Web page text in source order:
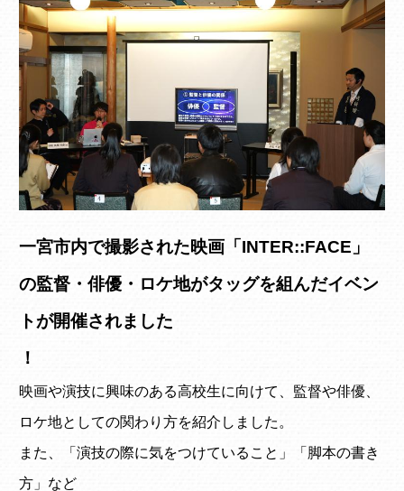
一宮市内で撮影された映画「INTER::FACE」
の監督・俳優・ロケ地がタッグを組んだイベン
トが開催されました
！
映画や演技に興味のある高校生に向けて、監督や俳優、
ロケ地としての関わり方を紹介しました。
また、「演技の際に気をつけていること」「脚本の書き
方」など